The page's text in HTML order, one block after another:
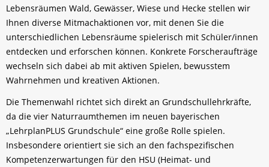
Lebensräumen Wald, Gewässer, Wiese und Hecke stellen wir
Ihnen diverse Mitmachaktionen vor, mit denen Sie die
unterschiedlichen Lebensräume spielerisch mit Schüler/innen
entdecken und erforschen können. Konkrete Forscheraufträge
wechseln sich dabei ab mit aktiven Spielen, bewusstem
Wahrnehmen und kreativen Aktionen.
Die Themenwahl richtet sich direkt an Grundschullehrkräfte,
da die vier Naturraumthemen im neuen bayerischen
„LehrplanPLUS Grundschule“ eine große Rolle spielen.
Insbesondere orientiert sie sich an den fachspezifischen
Kompetenzerwartungen für den HSU (Heimat- und